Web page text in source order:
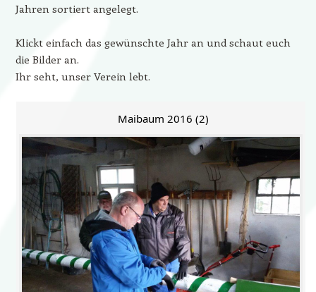
Jahren sortiert angelegt.
Klickt einfach das gewünschte Jahr an und schaut euch
die Bilder an.
Ihr seht, unser Verein lebt.
Maibaum 2016 (2)